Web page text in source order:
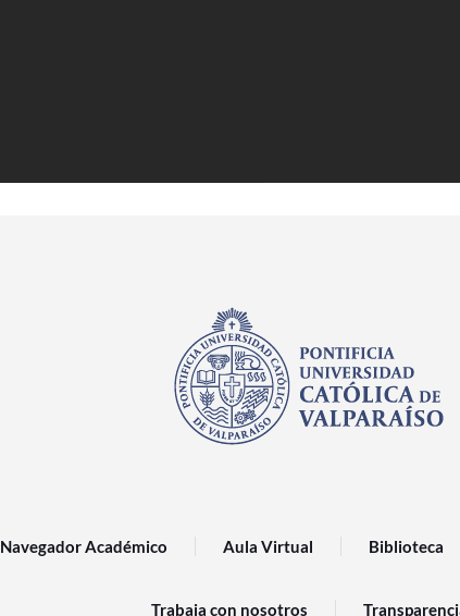
Navegador Académico Aula Virtual Biblioteca
Trabaja con nosotros